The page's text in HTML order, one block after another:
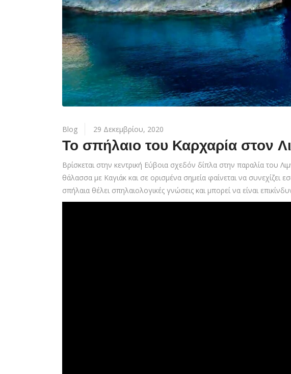
Blog 29 Δεκεμβρίου, 2020
Το σπήλαιο του Καρχαρία στον
Βρίσκεται στην κεντρική Εύβοια σχεδόν δίπλα στην παραλία του
θάλασσα με Καγιάκ και σε ορισμένα σημεία φαίνεται να
σπήλαια θέλει σπηλαιολογικές γνώσεις και μπορεί να είναι